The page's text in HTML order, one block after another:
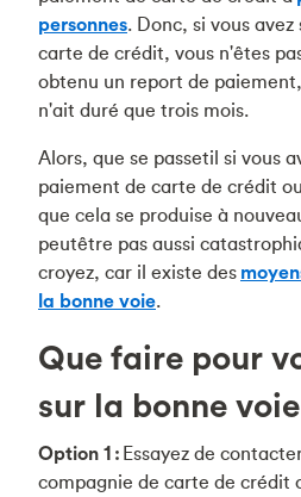
personnes. Donc, si vous
carte de crédit, vous n'êtes
obtenu un report de
n'ait duré que trois mois.
Alors, que se passetil si vous
paiement de carte de crédit
que cela se produise à
peutêtre pas aussi
croyez, car il existe des
la bonne voie.
Que faire pour
sur la bonne
Option 1 : Essayez de
compagnie de carte de crédit